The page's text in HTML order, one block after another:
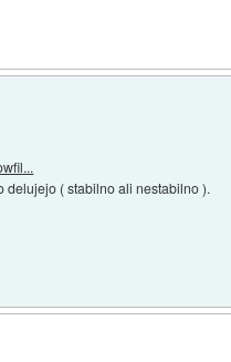
delujejo ( stabilno ali nestabilno ).